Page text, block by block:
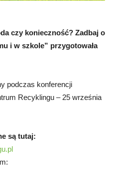
czy konieczność? Zadbaj o
i w szkole” przygotowała
podczas konferencji
Recyklingu – 25 września
są tutaj: